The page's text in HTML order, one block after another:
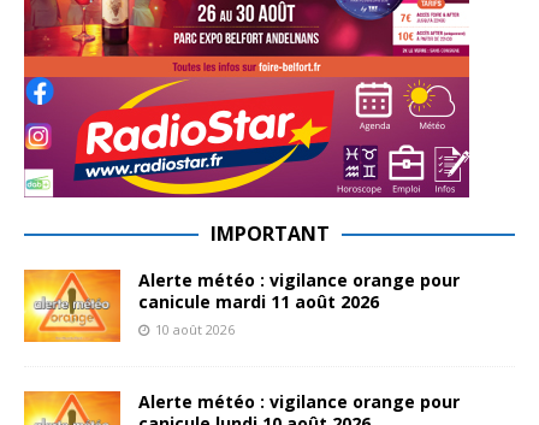
IMPORTANT
Alerte météo : vigilance orange pour
canicule mardi 11 août 2026
10 août 2026
Alerte météo : vigilance orange pour